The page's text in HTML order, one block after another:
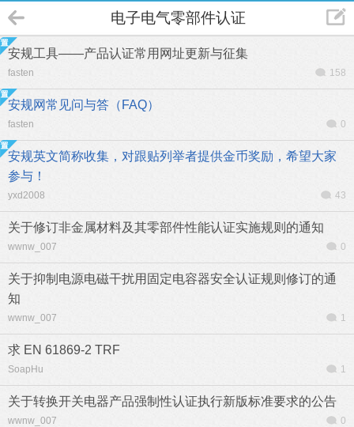
电子电气零部件认证
安规工具——产品认证常用网址更新与征集
fasten 158
安规网常见问与答（FAQ）
fasten 0
安规英文简称收集，对跟贴列举者提供金币奖励，希望大家
参与！
yxd2008 43
关于修订非金属材料及其零部件性能认证实施规则的通知
wwnw_007 0
关于抑制电源电磁干扰用固定电容器安全认证规则修订的通
知
wwnw_007 1
求 EN 61869-2 TRF
SoapHu 1
关于转换开关电器产品强制性认证执行新版标准要求的公告
wwnw_007 0